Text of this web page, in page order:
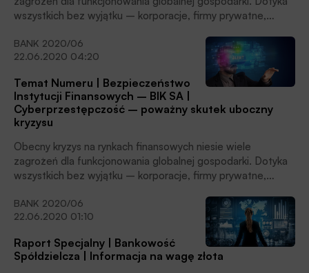
wszystkich bez wyjątku – korporacje, firmy prywatne,
wyjątkowy, nie spowodowały go żadne kataklizmy
finansowe, a niewidoczny gołym okiem wirus – SARS-CoV-
2, wywołujący chorobę COVID-19, piszą Iga Sikorska,
Główny Analityk Experian CEE i Bartosz Wójcicki, dyrektor
Biura Usług Antyfraudowych BIK SA.
BANK 2020/06
22.06.2020 04:20
Temat Numeru | Bezpieczeństwo
Instytucji Finansowych – BIK SA |
Cyberprzestępczość – poważny skutek uboczny
kryzysu
Obecny kryzys na rynkach finansowych niesie wiele
zagrożeń dla funkcjonowania globalnej gospodarki. Dotyka
wszystkich bez wyjątku – korporacje, firmy prywatne,
wyjątkowy, nie spowodowały go żadne kataklizmy
finansowe, a niewidoczny gołym okiem wirus – SARS-CoV-
BANK 2020/06
22.06.2020 01:10
Raport Specjalny | Bankowość
Spółdzielcza | Informacja na wagę złota